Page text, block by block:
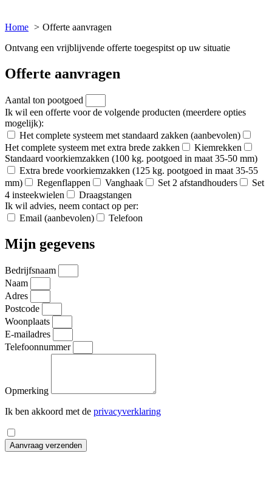
Home
Offerte aanvragen
Ontvang een vrijblijvende offerte toegespitst op uw situatie
Offerte aanvragen
Aantal ton pootgoed
Ik wil een offerte voor de volgende producten (meerdere opties
mogelijk):
Het complete systeem met standaard zakken (aanbevolen)
Het complete systeem met extra brede zakken
Kiemrekken
Standaard voorkiemzakken (100 kg. pootgoed in maat 35-50 mm)
Extra brede voorkiemzakken (125 kg. pootgoed in maat 35-55
mm)
Regenflappen Vanghaak Set 2 afstandhouders
Set
4 insteekwielen
Draagstangen
Ik wil advies, neem contact op per:
Email (aanbevolen)
Telefoon
Mijn gegevens
Bedrijfsnaam
Naam
Adres
Postcode
Woonplaats
E-mailadres
Telefoonnummer
Opmerking
Ik ben akkoord met de privacyverklaring
Aanvraag verzenden